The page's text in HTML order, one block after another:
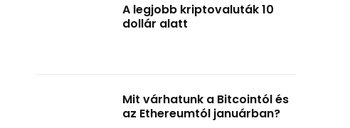
A legjobb kriptovaluták 10
dollár alatt
Mit várhatunk a Bitcointól és
az Ethereumtól januárban?